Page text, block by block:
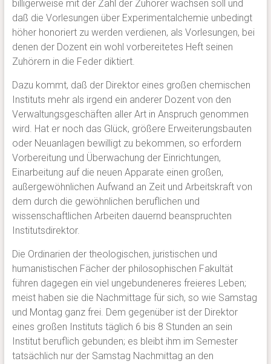
billigerweise mit der Zahl der Zuhörer wachsen soll und
daß die Vorlesungen über Experimentalchemie unbedingt
höher honoriert zu werden verdienen, als Vorlesungen, bei
denen der Dozent ein wohl vorbereitetes Heft seinen
Zuhörern in die Feder diktiert.
Dazu kommt, daß der Direktor eines großen chemischen
Instituts mehr als irgend ein anderer Dozent von den
Verwaltungsgeschäften aller Art in Anspruch genommen
wird. Hat er noch das Glück, größere Erweiterungsbauten
oder Neuanlagen bewilligt zu bekommen, so erfordern
Vorbereitung und Überwachung der Einrichtungen,
Einarbeitung auf die neuen Apparate einen großen,
außergewöhnlichen Aufwand an Zeit und Arbeitskraft von
dem durch die gewöhnlichen beruflichen und
wissenschaftlichen Arbeiten dauernd beanspruchten
Institutsdirektor.
Die Ordinarien der theologischen, juristischen und
humanistischen Fächer der philosophischen Fakultät
führen dagegen ein viel ungebundeneres freieres Leben;
meist haben sie die Nachmittage für sich, so wie Samstag
und Montag ganz frei. Dem gegenüber ist der Direktor
eines großen Instituts täglich 6 bis 8 Stunden an sein
Institut beruflich gebunden; es bleibt ihm im Semester
tatsächlich nur der Samstag Nachmittag an den